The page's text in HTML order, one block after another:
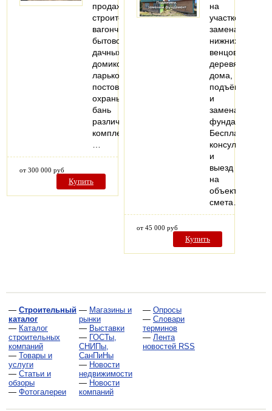
продажей
строительных
вагончиков,
бытовок,
дачных
домиков,
ларьков,
постов
охраны,
бань
различной
комплектации.
от 300 000 руб
Купить
на
участке,
замена
нижних
венцов
деревянного
дома,
подъём
и
замена
фундамента.
Бесплатная
консультация
и
выезд
на
объект,
смета…
от 45 000 руб
Купить
— Строительный
каталог
— Каталог
строительных
компаний
— Товары и
услуги
— Статьи и
обзоры
— Фотогалереи
— Магазины и
рынки
— Выставки
— ГОСТы,
СНИПы,
СанПиНы
— Новости
недвижимости
— Новости
компаний
— Опросы
— Словари
терминов
— Лента
новостей RSS